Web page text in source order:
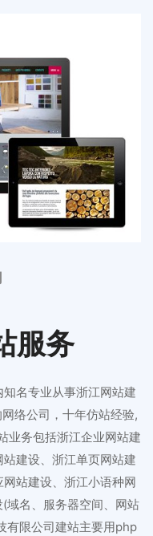
服务
名专业从事浙江网站建
络公司，十年仿站经验,
业务包括浙江企业网站建
建设、浙江单页网站建
站建设、浙江小语种网
域名、服务器空间、网站
有限公司建站主要用php